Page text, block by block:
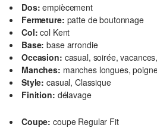
Dos: empiècement
Fermeture: patte de boutonnage
Col: col Kent
Base: base arrondie
Occasion: casual, soirée,
Manches: manches longues,
Style: casual, Classique
Finition: délavage
Coupe: coupe Regular Fit